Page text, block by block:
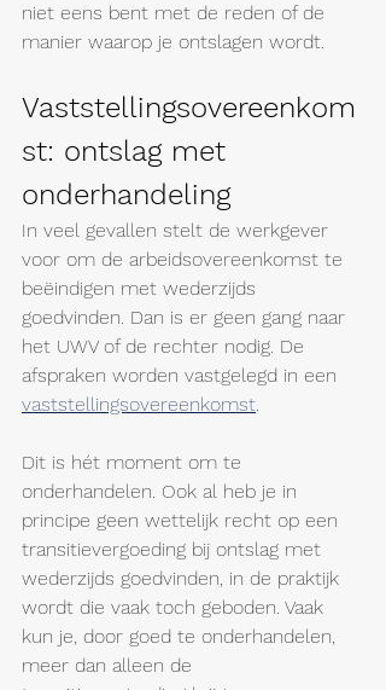
niet eens bent met de reden of de
manier waarop je ontslagen wordt.
Vaststellingsovereenkom
st: ontslag met
onderhandeling
In veel gevallen stelt de werkgever
voor om de arbeidsovereenkomst te
beëindigen met wederzijds
goedvinden. Dan is er geen gang naar
het UWV of de rechter nodig. De
afspraken worden vastgelegd in een
vaststellingsovereenkomst.
Dit is hét moment om te
onderhandelen. Ook al heb je in
principe geen wettelijk recht op een
transitievergoeding bij ontslag met
wederzijds goedvinden, in de praktijk
wordt die vaak toch geboden. Vaak
kun je, door goed te onderhandelen,
meer dan alleen de